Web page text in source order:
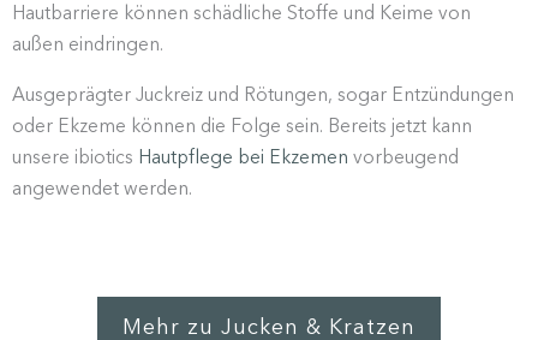
Hautbar­riere können schäd­liche Stoffe und Keime von
außen eindringen.
Ausge­prägter Juckreiz und Rötungen, sogar Entzün­dungen
oder Ekzeme können die Folge sein. Bereits jetzt kann
unsere ibiotics Hautpflege bei Ekzemen vorbeugend
angewendet werden.
Mehr zu Jucken & Kratzen